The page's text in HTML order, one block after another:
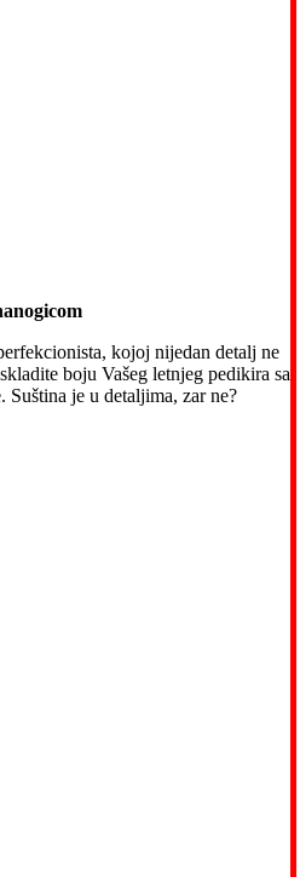
kojoj nijedan detalj ne
boju Vašeg letnjeg pedikira sa
Suština je u detaljima, zar ne?